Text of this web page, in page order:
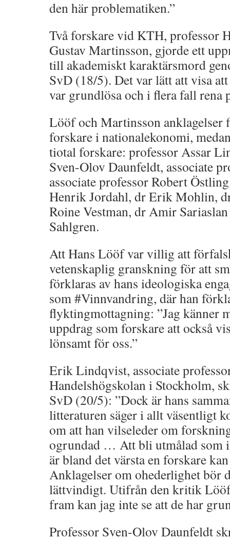
den här problematiken.”
Två forskare vid KTH, professor
Gustav Martinsson, gjorde ett
till akademiskt karaktärsmord
SvD (18/5). Det var lätt att visa
var grundlösa och i flera fall rena
Lööf och Martinsson anklagelser
forskare i nationalekonomi,
tiotal forskare: professor Assar
Sven-Olov Daunfeldt, associate
associate professor Robert
Henrik Jordahl, dr Erik Mohlin,
Roine Vestman, dr Amir
Sahlgren.
Att Hans Lööf var villig att
vetenskaplig granskning för att
förklaras av hans ideologiska
som #Vinnvandring, där han
flyktingmottagning: ”Jag känner
uppdrag som forskare att också
lönsamt för oss.”
Erik Lindqvist, associate
Handelshögskolan i Stockholm,
SvD (20/5): ”Dock är hans
litteraturen säger i allt väsentligt
om att han vilseleder om
ogrundad … Att bli utmålad som
är bland det värsta en forskare
Anklagelser om ohederlighet bör
lättvindigt. Utifrån den kritik
fram kan jag inte se att de har
Professor Sven-Olov Daunfeldt